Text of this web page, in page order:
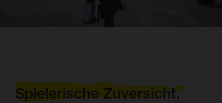
Spielerische Zuversicht.